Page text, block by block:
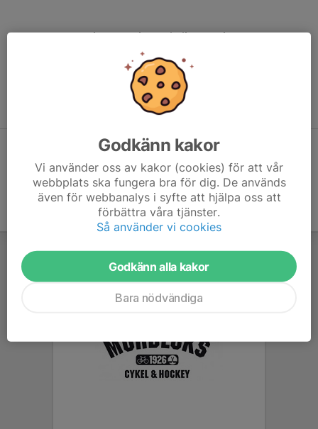
Ingen spelarstatistik sparad
När ni fyller i uppställning på respektive match visas statistiken
automatiskt på denna sida
Godkänn kakor
Vi använder oss av kakor (cookies) för att vår
webbplats ska fungera bra för dig. De används
även för webbanalys i syfte att hjälpa oss att
förbättra våra tjänster.
Så använder vi cookies
Godkänn alla kakor
Bara nödvändiga